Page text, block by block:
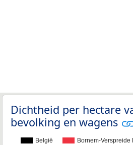
Dichtheid per hectare
bevolking en wagens
België Bornem-Verspreide